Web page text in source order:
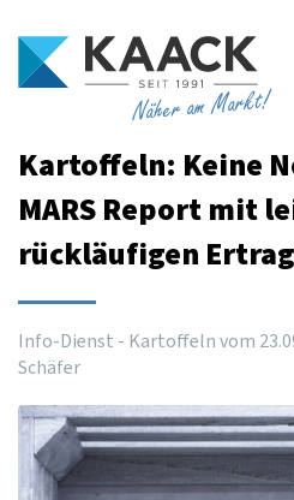
Näher am Markt!
Kartoffeln: Keine
MARS Report mit
rückläufigen
Info-Dienst - Kartoffeln vom 23.
Schäfer